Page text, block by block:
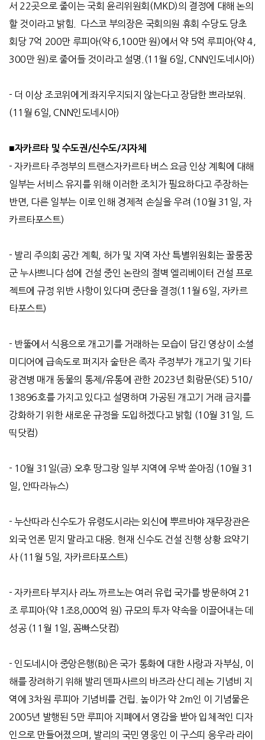
서 22곳으로 줄이는 국회 윤리위원회 (MKD)의 결정에 대해 논의
할 것이라고 밝힘
다스코 부의장은 국회의원 휴회 수당도 당초
회당7억 200만 루피아(약6,100만 원 )에서 약 5억 루피아(약4,
300만 원 )로 줄어들 것이라고 설명 .(11 월 6일 , CNN인도네시아)
- 더 이상 조코위에게 좌지우지되지 않는다고 장담한 쁘라보워
(11 월 6일 , CNN인도네시아)
■자카르타 및 수도권 /신수도/지자체
-자카르타 주정부의 트랜스자카르타 버스 요금 인상 계획에 대해
일부는 서비스 유지를 위해 이러한 조치가 필요하다고 주장하는
반면
다른 일부는 이로 인해 경제적 손실을 우려 (10월 31 일 자
카르타포스트)
- 발리 주의회 공간 계획
허가 및 지역 자산 특별위원회는 꿀룽꿍
군 누사쁘니다 섬에 건설 중인 논란의 절벽 엘리베이터 건설 프로
젝트에 규정 위반 사항이 있다며 중단을 결정(11 월 6일 자카르
타포스트)
- 반뚤에서 식용으로 개고기를 거래하는 모습이 담긴 영상이 소셜
미디어에 급속도로 퍼지자 술탄은 족자 주정부가 개고기 및 기타
광견병 매개 동물의 통제 /유통에 관한 2023 년 회람문(SE) 510/
13896호를 가지고 있다고 설명하며 가공된 개고기 거래 금지를
강화하기 위한 새로운 규정을 도입하겠다고 밝힘 (10월 31 일
드
띡닷컴)
- 10월 31 일(금) 오후 땅그랑 일부 지역에 우박 쏟아짐 (10월 31
일
안따라뉴스)
- 누산따라 신수도가 유령도시라는 외신에 뿌르바야 재무장관은
외국 언론 믿지 말라고 대응 현재 신수도 건설 진행 상황 요약기
사(11 월 5일 자카르타포스트)
-자카르타 부지사 라노 까르노는 여러 유럽 국가를 방문하여 21
조 루피아(약1 조8,000억 원 ) 규모의 투자 약속을 이끌어내는 데
성공(11 월 1 일 꼼빠스닷컴)
- 인도네시아 중앙은행(BI)은 국가 통화에 대한 사랑과 자부심
이
해를 장려하기 위해 발리 덴파사르의 바즈라 산디 레논 기념비 지
역에 3차원 루피아 기념비를 건립 높이가 약 2m인 이 기념물은
2005년 발행된 5만 루피아 지폐에서 영감을 받아 입체적인 디자
인으로 만들어졌으며
발리의 국민 영웅인 이 구스띠 응우라 라이